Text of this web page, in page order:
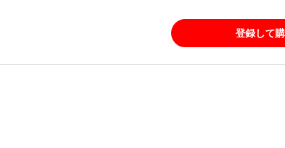
登録して